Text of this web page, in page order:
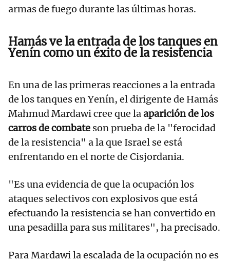
armas de fuego durante las últimas horas.
Hamás ve la entrada de los tanques en
Yenín como un éxito de la resistencia
En una de las primeras reacciones a la entrada
de los tanques en Yenín, el dirigente de Hamás
Mahmud Mardawi cree que laaparición de los
carros de combate son prueba de la "ferocidad
de la resistencia" a la que Israel se está
enfrentando en el norte de Cisjordania.
"Es una evidencia de que la ocupación los
ataques selectivos con explosivos que está
efectuando la resistencia se han convertido en
una pesadilla para sus militares", ha precisado.
Para Mardawi la escalada de la ocupación no es